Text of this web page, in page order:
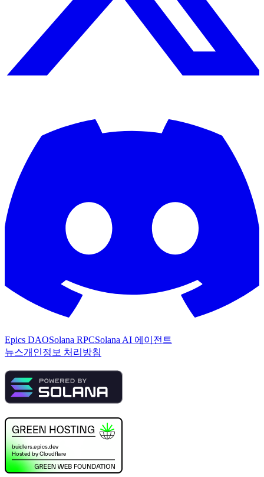
Epics DAOSolana RPCSolana AI 에이전트
뉴스개인정보 처리방침